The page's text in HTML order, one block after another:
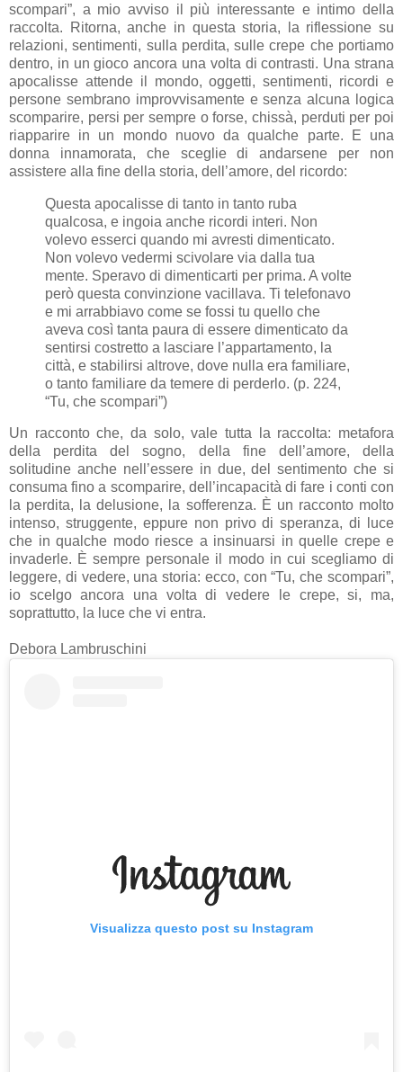
scompari”, a mio avviso il più interessante e intimo della
raccolta. Ritorna, anche in questa storia, la riflessione su
relazioni, sentimenti, sulla perdita, sulle crepe che portiamo
dentro, in un gioco ancora una volta di contrasti. Una strana
apocalisse attende il mondo, oggetti, sentimenti, ricordi e
persone sembrano improvvisamente e senza alcuna logica
scomparire, persi per sempre o forse, chissà, perduti per poi
riapparire in un mondo nuovo da qualche parte. E una
donna innamorata, che sceglie di andarsene per non
assistere alla fine della storia, dell’amore, del ricordo:
Questa apocalisse di tanto in tanto ruba
qualcosa, e ingoia anche ricordi interi. Non
volevo esserci quando mi avresti dimenticato.
Non volevo vedermi scivolare via dalla tua
mente. Speravo di dimenticarti per prima. A volte
però questa convinzione vacillava. Ti telefonavo
e mi arrabbiavo come se fossi tu quello che
aveva così tanta paura di essere dimenticato da
sentirsi costretto a lasciare l’appartamento, la
città, e stabilirsi altrove, dove nulla era familiare,
o tanto familiare da temere di perderlo. (p. 224,
“Tu, che scompari”)
Un racconto che, da solo, vale tutta la raccolta: metafora
della perdita del sogno, della fine dell’amore, della
solitudine anche nell’essere in due, del sentimento che si
consuma fino a scomparire, dell’incapacità di fare i conti con
la perdita, la delusione, la sofferenza. È un racconto molto
intenso, struggente, eppure non privo di speranza, di luce
che in qualche modo riesce a insinuarsi in quelle crepe e
invaderle. È sempre personale il modo in cui scegliamo di
leggere, di vedere, una storia: ecco, con “Tu, che scompari”,
io scelgo ancora una volta di vedere le crepe, si, ma,
soprattutto, la luce che vi entra.
Debora Lambruschini
Visualizza questo post su Instagram